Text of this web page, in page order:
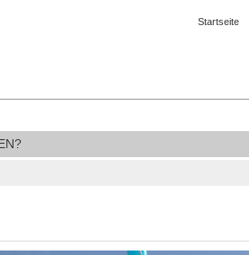
Startseite